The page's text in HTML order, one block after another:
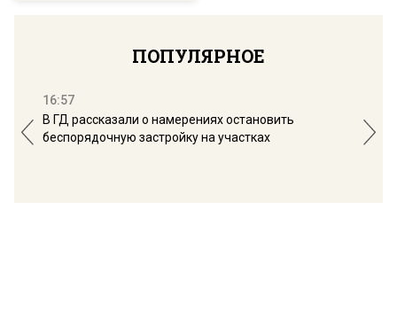
ПОПУЛЯРНОЕ
16:57
В ГД рассказали о намерениях остановить
беспорядочную застройку на участках